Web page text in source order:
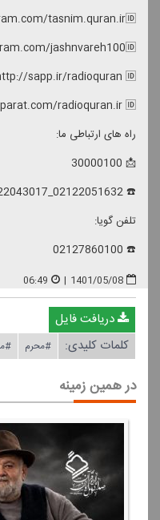
tasnim.quran.ir🆔
jashnvareh100🆔
sapp.ir/radioquran 🆔
radioquran.ir 🆔
راه های ارتباطی ما:
📩 30000100
☎️ 02122051632_02122043017
تلفن گویا:
☎️ 02127860100
1401/05/08
|
06:49
دریافت فایل
کلمات کلیدی:
#محرم
در همین زمینه